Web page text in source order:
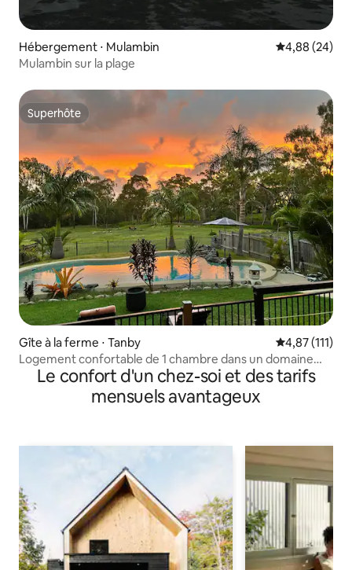
Hébergement ⋅ Mulambin Évaluation
4,88 (24)
Mulambin sur la plage
Superhôte
Superhôte
Gîte à la ferme ⋅ Tanby Évaluation
4,87 (111)
Logement confortable de 1 chambre dans un domaine
calme près de Yeppoon
Le confort d'un chez-soi et des tarifs
mensuels avantageux